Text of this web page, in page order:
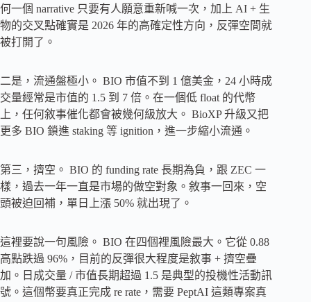
何一個 narrative 只要有人願意重新喊一次，加上 AI + 生
物的交叉點確實是 2026 年的高確定性方向，反彈空間就
被打開了。
二是，流通盤極小。 BIO 市值不到 1 億美金，24 小時成
交量經常是市值的 1.5 到 7 倍。在一個低 float 的代幣
上，任何敘事催化都會被幾何級放大。 BioXP 升級又把
更多 BIO 鎖進 staking 等 ignition，進一步縮小流通。
第三，擠空。 BIO 的 funding rate 長期為負，跟 ZEC 一
樣，過去一年一直是市場的做空對象。敘事一回來，空
頭被迫回補，單日上漲 50% 就出現了。
這裡要說一句風險。 BIO 在四個裡風險最大。它從 0.88
高點跌過 96%，目前的反彈很大程度是敘事 + 擠空疊
加。日成交量 / 市值長期超過 1.5 是典型的投機性活動訊
號。這個幣要真正完成 re rate，需要 PeptAI 這類專案真